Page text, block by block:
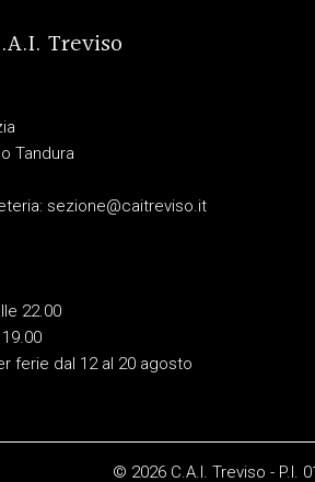
Treviso
Tandura
sezione@caitreviso.it
22.00
ferie dal 12 al 20 agosto
© 2026 C.A.I. Treviso - P.I.